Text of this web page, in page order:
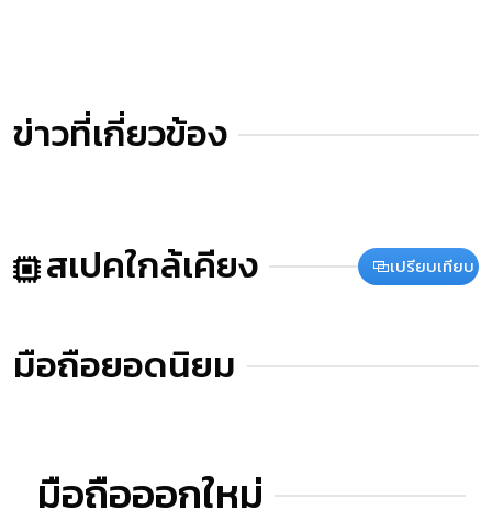
ข่าวที่เกี่ยวข้อง
สเปคใกล้เคียง เปรียบเทียบ
มือถือยอดนิยม
มือถือออกใหม่